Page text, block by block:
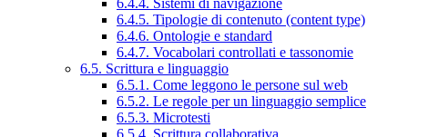
6.4.4. Sistemi di navigazione
6.4.5. Tipologie di contenuto (content type)
6.4.6. Ontologie e standard
6.4.7. Vocabolari controllati e tassonomie
6.5. Scrittura e linguaggio
6.5.1. Come leggono le persone sul web
6.5.2. Le regole per un linguaggio semplice
6.5.3. Microtesti
6.5.4. Scrittura collaborativa